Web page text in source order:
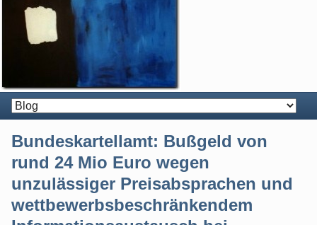
Bundeskartellamt: Bußgeld von
rund 24 Mio Euro wegen
unzulässiger Preisabsprachen und
wettbewerbsbeschränkendem